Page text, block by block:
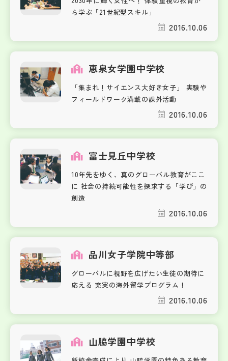
ら学ぶ「21世紀型スキル」
2016.10.06
恵泉女学園中学校
「集まれ！サイエンス大好き女子」 実験や
フィールドワーク満載の課外活動
2016.10.06
富士見丘中学校
10年先をゆく、真のグローバル教育がここ
に 社会の持続可能性を探求する「学び」の
創造
2016.10.06
品川女子学院中等部
グローバルに視野を広げたい生徒の期待に
応える 充実の海外留学プログラム！
2016.10.06
山脇学園中学校